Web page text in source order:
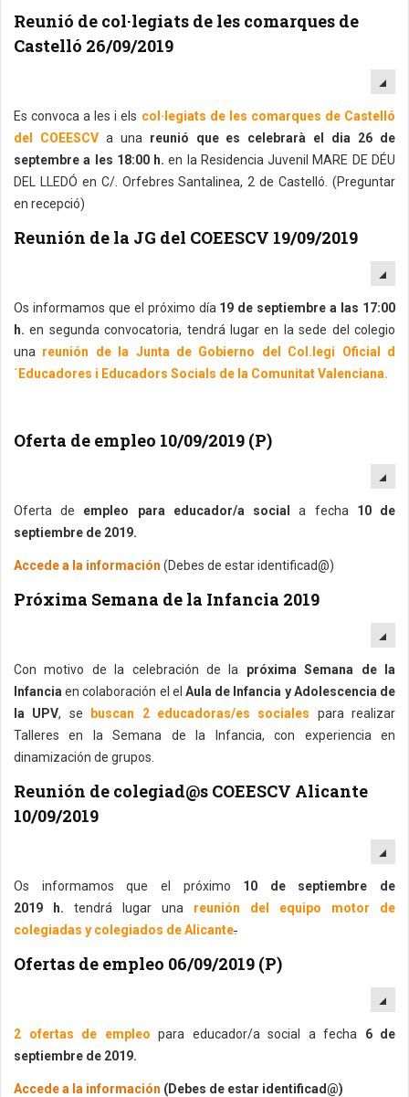
Reunió de col·legiats de les comarques de
Castelló 26/09/2019
Es convoca a les i els col·legiats de les comarques de Castelló
del COEESCVa una reunió que es celebrarà el dia 26 de
septembre a les 18:00 h. en la Residencia Juvenil MARE DE DÉU
DEL LLEDÓ en C/. Orfebres Santalinea, 2 de Castelló. (Preguntar
en recepció)
Reunión de la JG del COEESCV 19/09/2019
Os informamos que el próximo día 19 de septiembre a las 17:00
h. en segunda convocatoria, tendrá lugar en la sede del colegio
una reunión de la Junta de Gobierno del Col.legi Oficial d
´Educadores i Educadors Socials de la Comunitat Valenciana.
Oferta de empleo 10/09/2019 (P)
Oferta de empleo para educador/a sociala fecha 10 de
septiembre de 2019.
Accede a la información (Debes de estar identificad@)
Próxima Semana de la Infancia 2019
Con motivo de la celebración de la próxima Semana de la
Infancia en colaboración el el Aula de Infancia y Adolescencia de
la UPV, se buscan 2 educadoras/es sociales para realizar
Talleres en la Semana de la Infancia, con experiencia en
dinamización de grupos.
Reunión de colegiad@s COEESCV Alicante
10/09/2019
Os informamos que el próximo 10 de septiembre de
2019 h. tendrá lugar una reunión del equipo motor de
colegiadas y colegiados de Alicante.
Ofertas de empleo 06/09/2019 (P)
2 ofertas de empleo para educador/a social a fecha 6 de
septiembre de 2019.
Accede a la información (Debes de estar identificad@)